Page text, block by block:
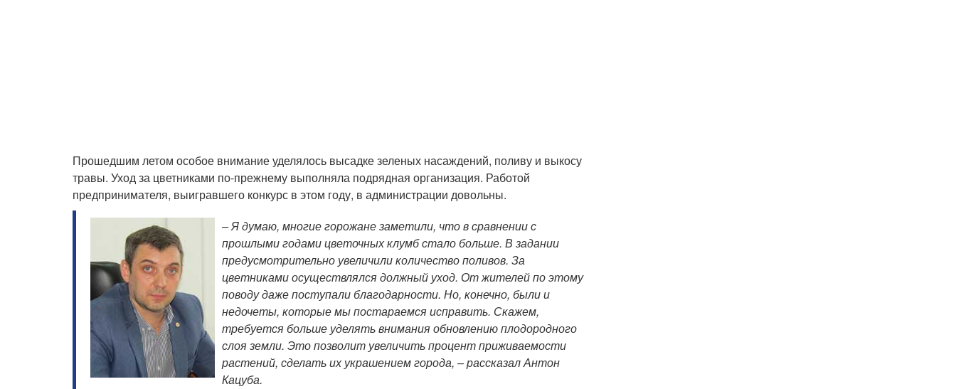
Прошедшим летом особое внимание уделялось высадке зеленых насаждений, поливу и выкосу
травы. Уход за цветниками по-прежнему выполняла подрядная организация. Работой
предпринимателя, выигравшего конкурс в этом году, в администрации довольны.
– Я думаю, многие горожане заметили, что в сравнении с
прошлыми годами цветочных клумб стало больше. В задании
предусмотрительно увеличили количество поливов. За
цветниками осуществлялся должный уход. От жителей по этому
поводу даже поступали благодарности. Но, конечно, были и
недочеты, которые мы постараемся исправить. Скажем,
требуется больше уделять внимания обновлению плодородного
слоя земли. Это позволит увеличить процент приживаемости
растений, сделать их украшением города, – рассказал Антон
Кацуба.